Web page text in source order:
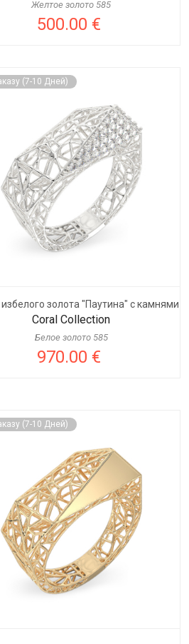
Желтое золото 585
500.00 €
(7-10 Дней)
золота "Паутина" с камнями
Coral Collection
Белое золото 585
970.00 €
(7-10 Дней)